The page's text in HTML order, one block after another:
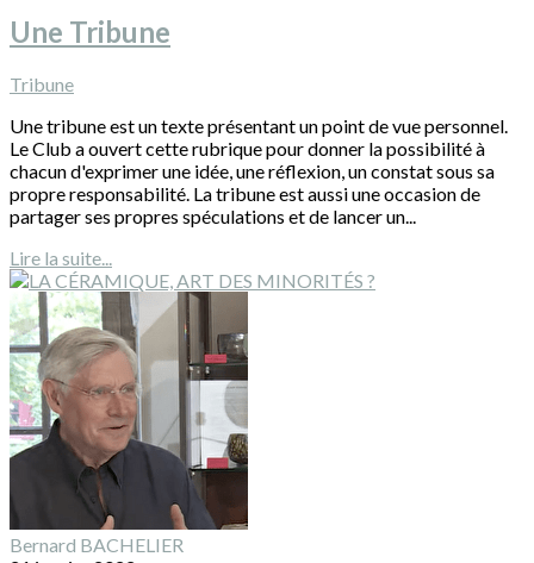
Une Tribune
Tribune
Une tribune est un texte présentant un point de vue personnel.
Le Club a ouvert cette rubrique pour donner la possibilité à
chacun d'exprimer une idée, une réflexion, un constat sous sa
propre responsabilité. La tribune est aussi une occasion de
partager ses propres spéculations et de lancer un...
Lire la suite...
Bernard BACHELIER